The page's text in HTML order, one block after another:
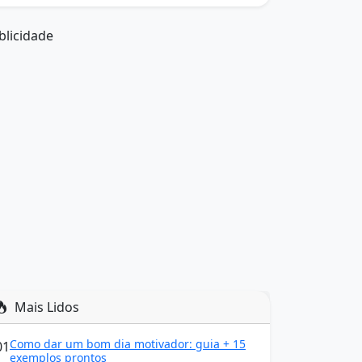
Mais Lidos
Como dar um bom dia motivador: guia + 15
exemplos prontos